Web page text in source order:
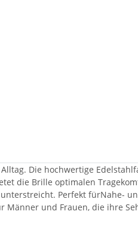
Die hochwertige
die Brille optimalen
Perfekt fürNahe-
und Frauen, die ihre